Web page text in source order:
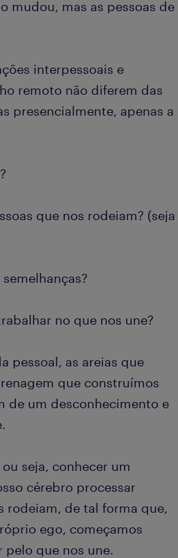
mudou, mas as pessoas de
interpessoais e
remoto não diferem das
presencialmente, apenas a
que nos rodeiam? (seja
no que nos une?
pessoal, as areias que
que construímos
de um desconhecimento e
seja, conhecer um
cérebro processar
rodeiam, de tal forma que,
ego, começamos
pelo que nos une.